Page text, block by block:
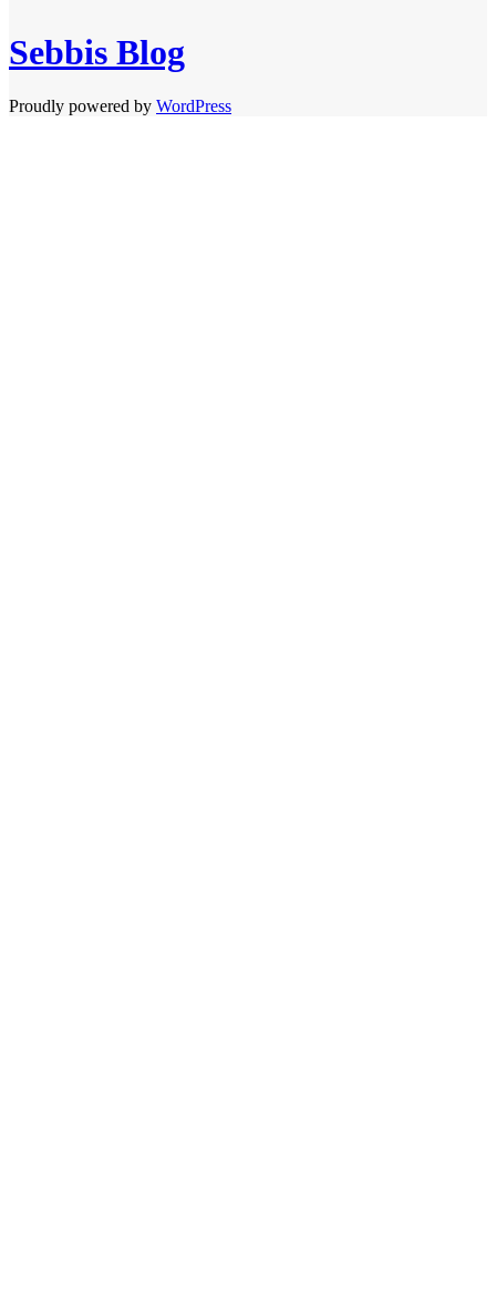
Sebbis Blog
Proudly powered by WordPress